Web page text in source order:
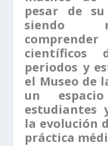
pesar de
siendo
científicos
periodos y
el Museo de
un
estudiantes
la evolución
práctica